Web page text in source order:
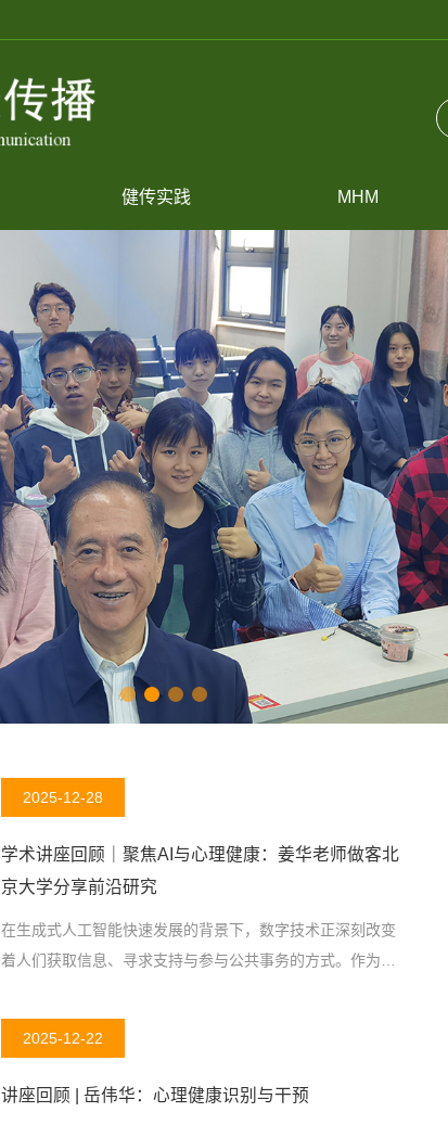
健传实践 MHM
2025-12-28
学术讲座回顾｜聚焦AI与心理健康：姜华老师做客北
京大学分享前沿研究
在生成式人工智能快速发展的背景下，数字技术正深刻改变
着人们获取信息、寻求支持与参与公共事务的方式。作为这
工具，转变为能够提供情感回应与心理支持的“数字盟友”，在
2025-12-22
讲座回顾 | 岳伟华：心理健康识别与干预